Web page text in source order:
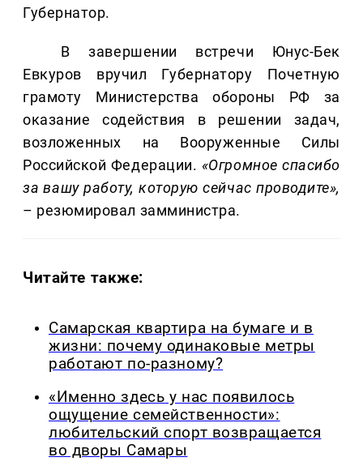
Губернатор.
В завершении встречи Юнус-Бек
Евкуров вручил Губернатору Почетную
грамоту Министерства обороны РФ за
оказание содействия в решении задач,
возложенных на Вооруженные Силы
Российской Федерации. «Огромное спасибо
за вашу работу, которую сейчас проводите»,
– резюмировал замминистра.
Читайте также:
Самарская квартира на бумаге и в
жизни: почему одинаковые метры
работают по-разному?
«Именно здесь у нас появилось
ощущение семейственности»:
любительский спорт возвращается
во дворы Самары